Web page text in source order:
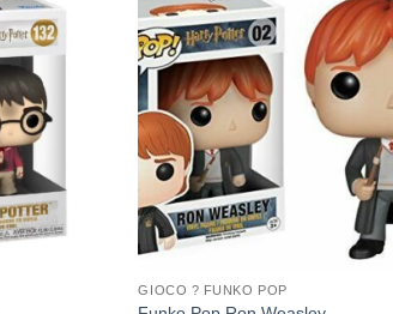
Aggiungi
alla lista
desideri
alla
GIOCO ? FUNKO POP